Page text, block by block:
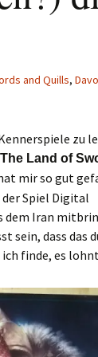
and Quills,
zu
Land of
mir so gut
Spiel Digital
dem Iran
sein, dass das
finde, es